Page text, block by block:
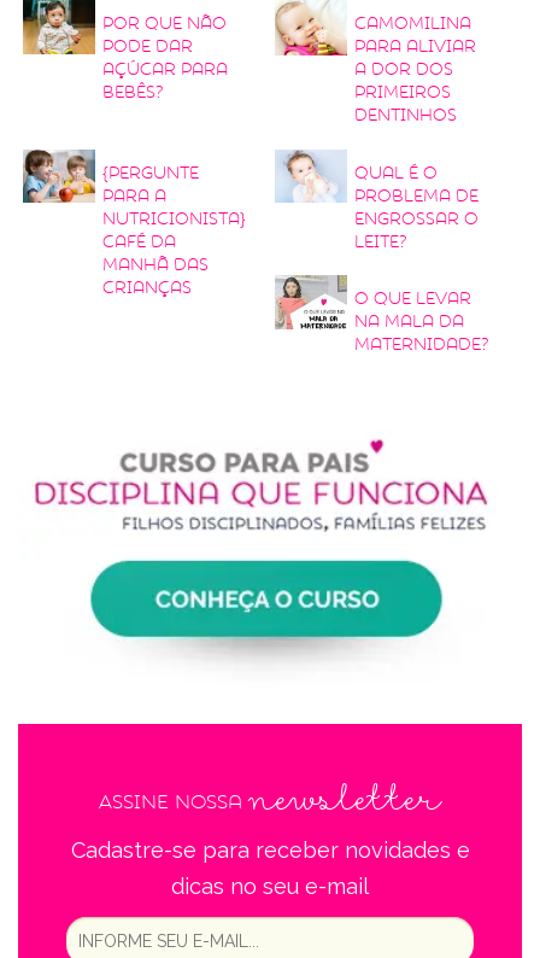
Por que não
pode dar
açúcar para
bebês?
Camomilina
para aliviar
a dor dos
primeiros
dentinhos
{Pergunte
para a
nutricionista}
Café da
manhã das
crianças
Qual é o
problema de
engrossar o
leite?
O que levar
na mala da
maternidade?
Assine nossanewsletter
Cadastre-se para receber novidades e
dicas no seu e-mail